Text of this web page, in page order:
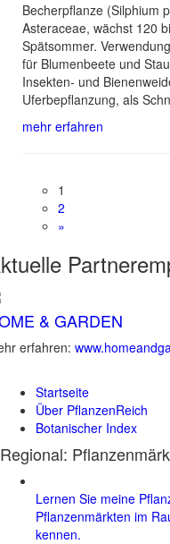
Becherpflanze (Silphium
Asteraceae, wächst 120
Spätsommer.
für Blumenbeete und
Insekten- und
Uferbepflanzung, als
mehr erfahren
1
2
»
& GARDEN
erfahren:
Startseite
Über PflanzenReich
Botanischer Index
Regional:
Lernen Sie meine
Pflanzenmärkten im
kennen.